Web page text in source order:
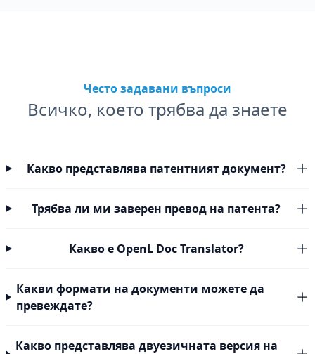
Често задавани въпроси
Всичко, което трябва да знаете
Какво представлява патентният документ?
Трябва ли ми заверен превод на патента?
Какво е OpenL Doc Translator?
Какви формати на документи можете да
превеждате?
Какво представлява двуезичната версия на